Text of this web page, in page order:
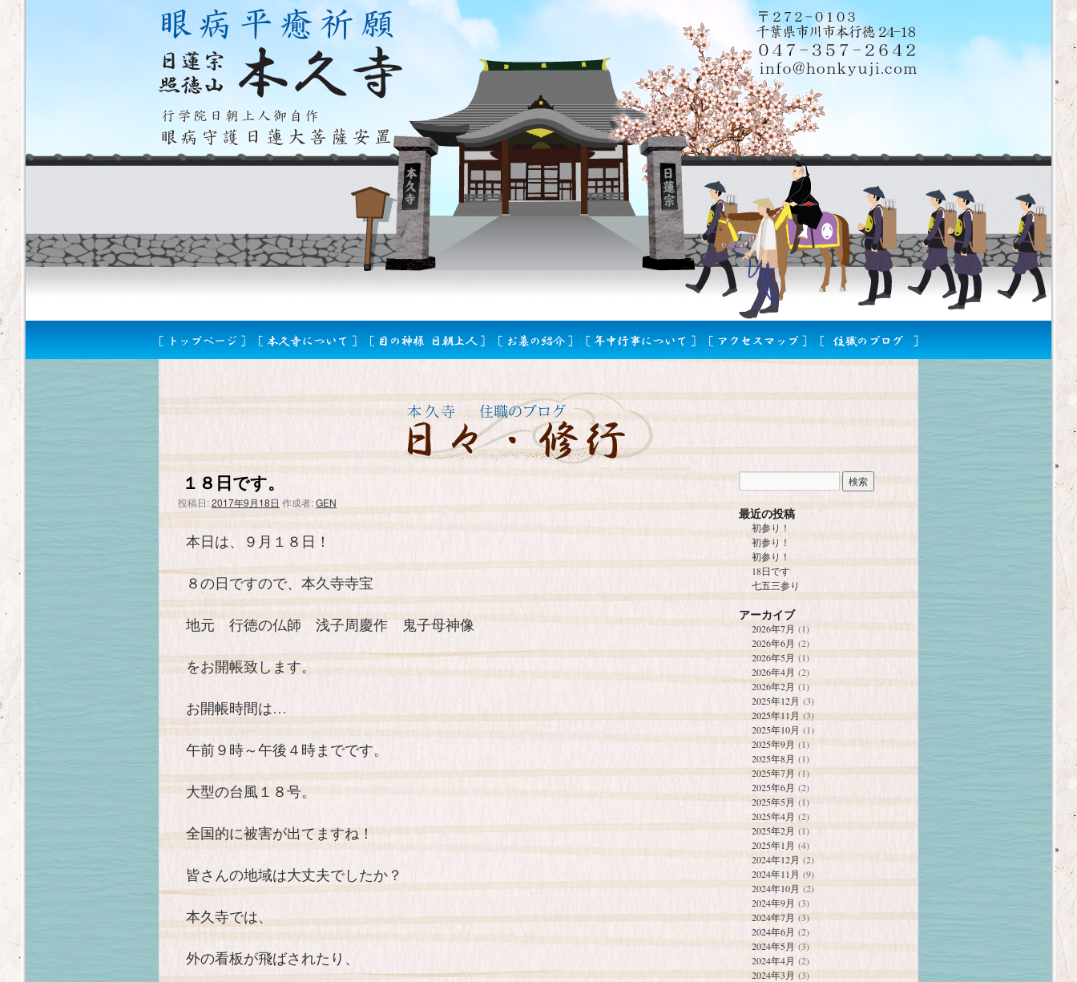
１８日です。
投稿日:2017年9月18日 作成者:GEN
本日は、９月１８日！
８の日ですので、本久寺寺宝
地元 行徳の仏師 浅子周慶作 鬼子母神像
をお開帳致します。
お開帳時間は…
午前９時～午後４時までです。
大型の台風１８号。
全国的に被害が出てますね！
皆さんの地域は大丈夫でしたか？
本久寺では、
外の看板が飛ばされたり、
最近の投稿
初参り！
初参り！
初参り！
18日です
七五三参り
アーカイブ
2026年7月 (1)
2026年6月 (2)
2026年5月 (1)
2026年4月 (2)
2026年2月(1)
2025年12月 (3)
2025年11月 (3)
2025年10月 (1)
2025年9月 (1)
2025年8月 (1)
2025年7月 (1)
2025年6月 (2)
2025年5月 (1)
2025年4月 (2)
2025年2月 (1)
2025年1月 (4)
2024年12月 (2)
2024年11月 (9)
2024年10月 (2)
2024年9月 (3)
2024年7月 (3)
2024年6月 (2)
2024年5月 (3)
2024年4月 (2)
2024年3月 (3)